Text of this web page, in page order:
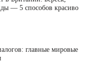
— 5 способов красиво
главные мировые